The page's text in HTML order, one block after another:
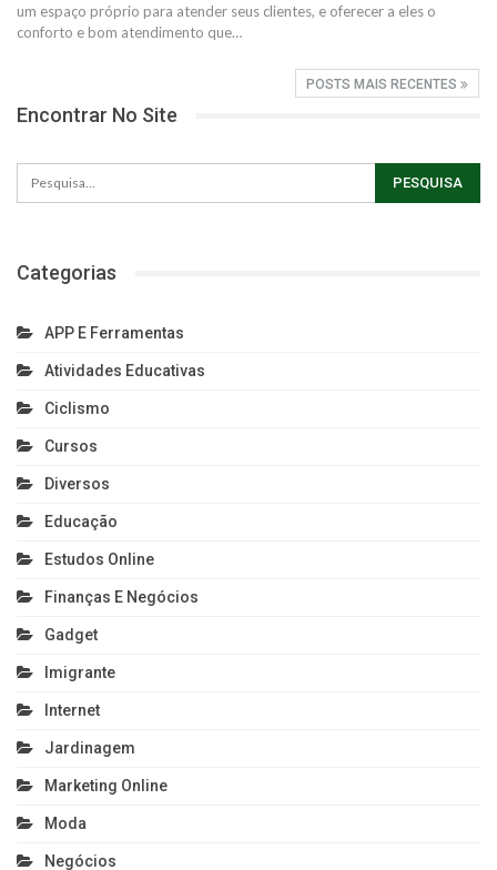
um espaço próprio para atender seus clientes, e oferecer a eles o
conforto e bom atendimento que…
POSTS MAIS RECENTES
Encontrar No Site
Categorias
APP E Ferramentas
Atividades Educativas
Ciclismo
Cursos
Diversos
Educação
Estudos Online
Finanças E Negócios
Gadget
Imigrante
Internet
Jardinagem
Marketing Online
Moda
Negócios